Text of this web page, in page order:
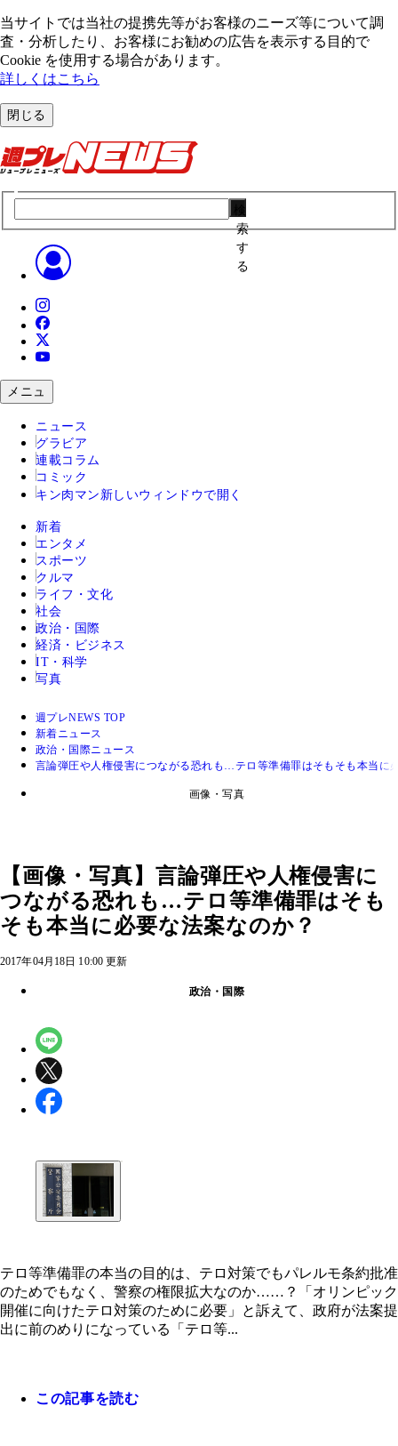
当サイトでは当社の提携先等がお客様のニーズ等について調
査・分析したり、お客様にお勧めの広告を表⽰する⽬的で
Cookie を使⽤する場合があります。
詳しくはこちら
閉じる
索
す
る
メニュ
ニュース
グラビア
連載コラム
コミック
キン肉マン 新しいウィンドウで開く
新着
エンタメ
スポーツ
クルマ
ライフ・文化
社会
政治・国際
経済・ビジネス
IT・科学
写真
週プレNEWS TOP
新着ニュース
政治・国際ニュース
言論弾圧や人権侵害につながる恐れも…テロ等準備罪はそもそも本当に
画像・写真
【画像・写真】言論弾圧や人権侵害に
つながる恐れも…テロ等準備罪はそも
そも本当に必要な法案なのか？
2017年04月18日 10:00 更新
政治・国際
テロ等準備罪の本当の目的は、テロ対策でもパレ
テロ等準備罪の本当の目的は、テロ対策でもパレルモ条約批准
のためでもなく、警察の権限拡大なのか……？「オリンピック
開催に向けたテロ対策のために必要」と訴えて、政府が法案提
出に前のめりになっている「テロ等...
この記事を読む